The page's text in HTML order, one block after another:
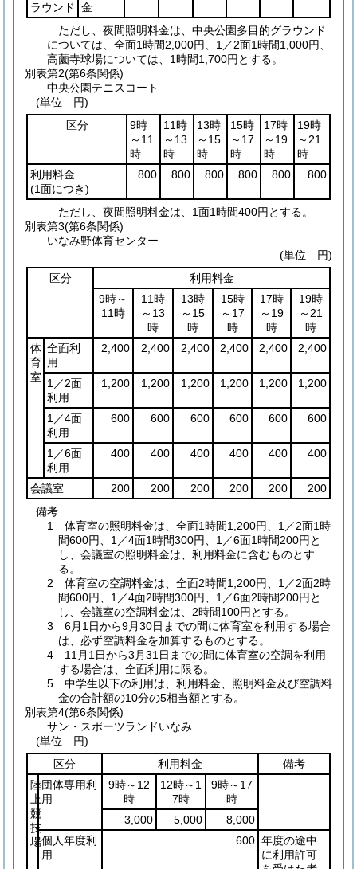
ラウンド
金
ただし、夜間照明料金は、中央公園多目的グラウンド
については、全面1時間2,000円、1／2面1時間1,000円、
高薗寺球場については、1時間1,700円とする。
別表第2(第6条関係)
中央公園テニスコート
(単位 円)
区分
9時
～11
時
11時
～13
時
13時
～15
時
15時
～17
時
17時
～19
時
19時
～21
時
利用料金
(1面につき)
800 800 800 800 800 800
ただし、夜間照明料金は、1面1時間400円とする。
別表第3(第6条関係)
いなみ野体育センター
(単位 円)
区分
利用料金
9時～
11時
11時
～13
時
13時
～15
時
15時
～17
時
17時
～19
時
19時
～21
時
体
育
室
全面利
用
2,400 2,400 2,400 2,400 2,400 2,400
1／2面
利用
1,200 1,200 1,200 1,200 1,200 1,200
1／4面
利用
600 600 600 600 600 600
1／6面
利用
400 400 400 400 400 400
会議室 200 200 200 200 200
200
備考
1 体育室の照明料金は、全面1時間1,200円、1／2面1時
間600円、1／4面1時間300円、1／6面1時間200円と
し、会議室の照明料金は、利用料金に含むものとす
る。
2 体育室の空調料金は、全面2時間1,200円、1／2面2時
間600円、1／4面2時間300円、1／6面2時間200円と
し、会議室の空調料金は、2時間100円とする。
3 6月1日から9月30日までの間に体育室を利用する場合
は、必ず空調料金を加算するものとする。
4 11月1日から3月31日までの間に体育室の空調を利用
する場合は、全面利用に限る。
5 中学生以下の利用は、利用料金、照明料金及び空調料
金の合計額の10分の5相当額とする。
別表第4(第6条関係)
サン・スポーツランドいなみ
(単位 円)
区分
利用料金
備考
陸
上
競
技
場
団体専用利
用
9時～12
時
12時～1
7時
9時～17
時
3,000
5,000
8,000
個人年度利
用
600 年度の途中
に利用許可